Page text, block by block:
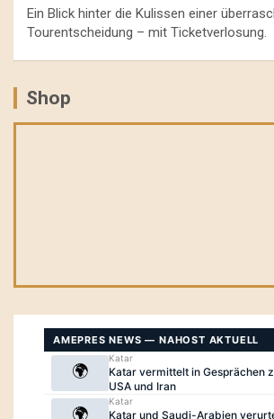
Ein Blick hinter die Kulissen einer
Tourentscheidung – mit Ticketverlosung.
Shop